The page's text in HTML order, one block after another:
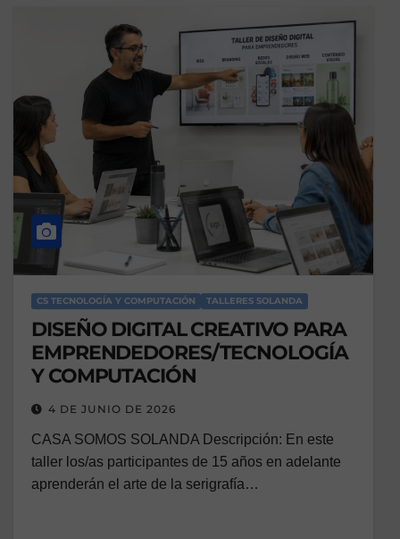
CS TECNOLOGÍA Y COMPUTACIÓN TALLERES SOLANDA
DISEÑO DIGITAL CREATIVO PARA
EMPRENDEDORES/TECNOLOGÍA
Y COMPUTACIÓN
4 DE JUNIO DE 2026
CASA SOMOS SOLANDA Descripción: En este
taller los/as participantes de 15 años en adelante
aprenderán el arte de la serigrafía…